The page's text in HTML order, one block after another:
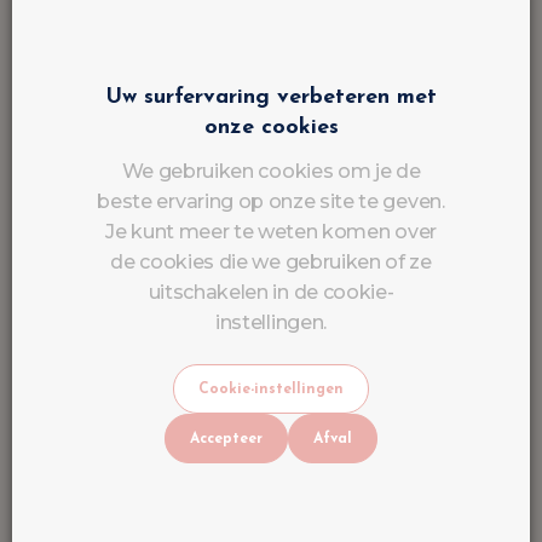
Uw surfervaring verbeteren met
onze cookies
We gebruiken cookies om je de
beste ervaring op onze site te geven.
Je kunt meer te weten komen over
de cookies die we gebruiken of ze
uitschakelen in de cookie-
instellingen.
Cookie-instellingen
Accepteer Afval